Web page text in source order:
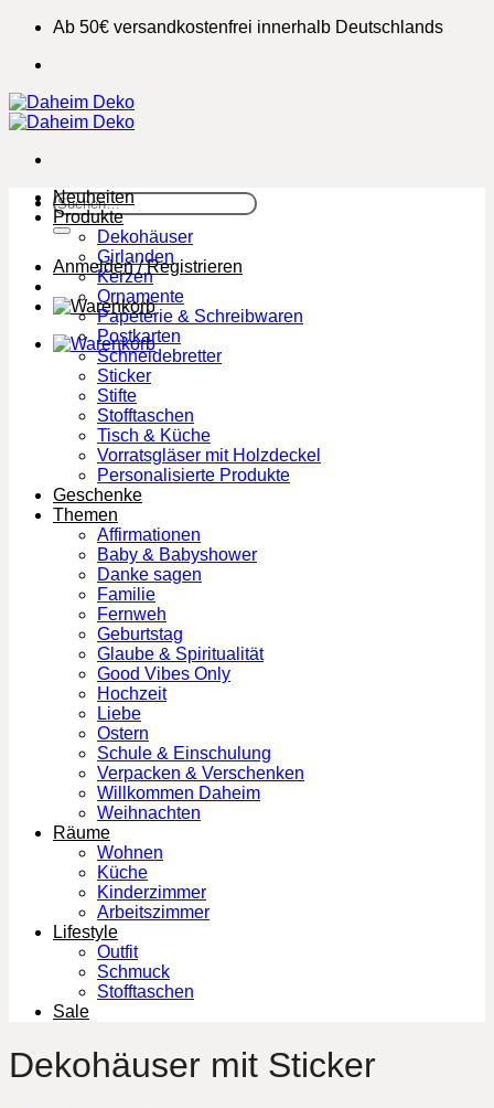
Zum
springen
Ab 50€ versandkostenfrei innerhalb Deutschlands
Suchen
nach:
Anmelden / Registrieren
Neuheiten
Produkte
Dekohäuser
Girlanden
Kerzen
Ornamente
Papeterie & Schreibwaren
Postkarten
Schneidebretter
Sticker
Stifte
Stofftaschen
Tisch & Küche
Vorratsgläser mit Holzdeckel
Personalisierte Produkte
Geschenke
Themen
Affirmationen
Baby & Babyshower
Danke sagen
Familie
Fernweh
Geburtstag
Glaube & Spiritualität
Good Vibes Only
Hochzeit
Liebe
Ostern
Schule & Einschulung
Verpacken & Verschenken
Willkommen Daheim
Weihnachten
Räume
Wohnen
Küche
Kinderzimmer
Arbeitszimmer
Lifestyle
Outfit
Schmuck
Stofftaschen
Sale
Dekohäuser mit Sticker